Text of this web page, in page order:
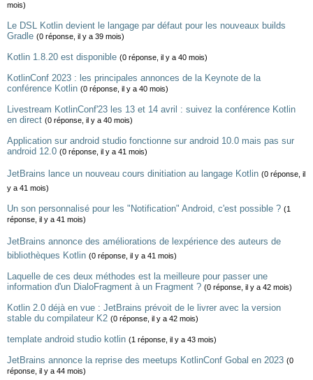
mois)
Le DSL Kotlin devient le langage par défaut pour les nouveaux builds
Gradle (0 réponse, il y a 39 mois)
Kotlin 1.8.20 est disponible (0 réponse, il y a 40 mois)
KotlinConf 2023 : les principales annonces de la Keynote de la
conférence Kotlin (0 réponse, il y a 40 mois)
Livestream KotlinConf'23 les 13 et 14 avril : suivez la conférence Kotlin
en direct (0 réponse, il y a 40 mois)
Application sur android studio fonctionne sur android 10.0 mais pas sur
android 12.0 (0 réponse, il y a 41 mois)
JetBrains lance un nouveau cours dinitiation au langage Kotlin (0 réponse, il
y a 41 mois)
Un son personnalisé pour les "Notification" Android, c'est possible ? (1
réponse, il y a 41 mois)
JetBrains annonce des améliorations de lexpérience des auteurs de
bibliothèques Kotlin (0 réponse, il y a 41 mois)
Laquelle de ces deux méthodes est la meilleure pour passer une
information d'un DialoFragment à un Fragment ? (0 réponse, il y a 42 mois)
Kotlin 2.0 déjà en vue : JetBrains prévoit de le livrer avec la version
stable du compilateur K2 (0 réponse, il y a 42 mois)
template android studio kotlin (1 réponse, il y a 43 mois)
JetBrains annonce la reprise des meetups KotlinConf Gobal en 2023 (0
réponse, il y a 44 mois)